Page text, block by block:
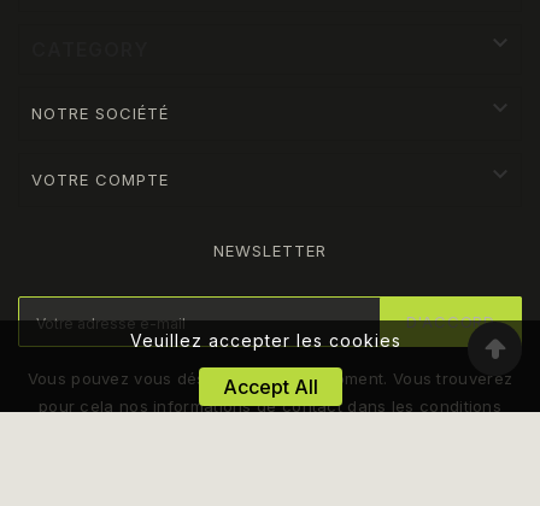
Veuillez accepter les cookies
Accept All

NOTRE SOCIÉTÉ 
VOTRE COMPTE 
NEWSLETTER
D'ACCORD
Vous pouvez vous désinscrire à tout moment. Vous trouverez
pour cela nos informations de contact dans les conditions